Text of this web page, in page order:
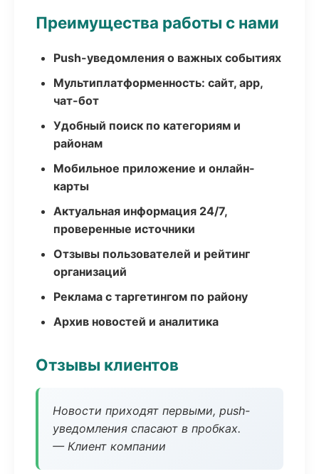
Преимущества работы с нами
Push-уведомления о важных событиях
Мультиплатформенность: сайт, app,
чат-бот
Удобный поиск по категориям и
районам
Мобильное приложение и онлайн-
карты
Актуальная информация 24/7,
проверенные источники
Отзывы пользователей и рейтинг
организаций
Реклама с таргетингом по району
Архив новостей и аналитика
Отзывы клиентов
Новости приходят первыми, push-
уведомления спасают в пробках.
— Клиент компании